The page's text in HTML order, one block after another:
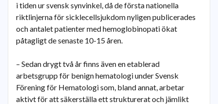
i tiden ur svensk synvinkel, då de första nationella
riktlinjerna för sicklecellsjukdom nyligen publicerades
och antalet patienter med hemoglobinopati ökat
påtagligt de senaste 10-15 åren.
– Sedan drygt två år finns även en etablerad
arbetsgrupp för benign hematologi under Svensk
Förening för Hematologi som, bland annat, arbetar
aktivt för att säkerställa ett strukturerat och jämlikt